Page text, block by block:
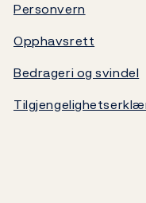
Norges Banks
Om Norges
Personvern
Opphavsrett
Bedrageri og svindel